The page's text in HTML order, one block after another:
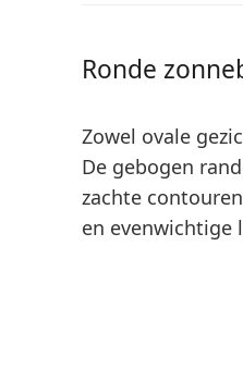
Ronde
Zowel ovale
De gebogen
zachte contouren
en evenwichtige